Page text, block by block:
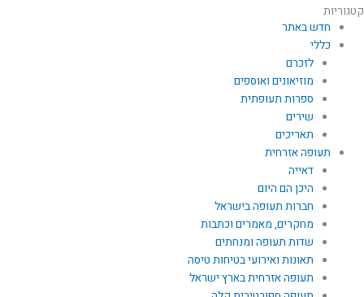
קטגוריות
חדש באתר
כללי
לזכרם
מוזיאונים ואוספים
ספרות תעופתית
שירים
תאריכים
תעופה אזרחית
דאייה
היכן הם היום
חברות תעופה בישראל
מחקרים, מאמרים וכתבות
שדות תעופה ומנחתים
תאונות ואירועי בטיחות טיסה
תעופה אזרחית בארץ ישראל